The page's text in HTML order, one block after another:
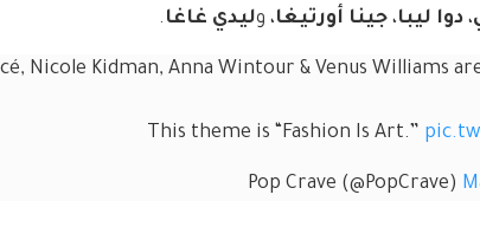
، دوا ليبا، جينا أورتيغا، وليدي غاغا .
Nicole Kidman, Anna Wintour & Venus Williams
This theme is “Fashion Is Art.”